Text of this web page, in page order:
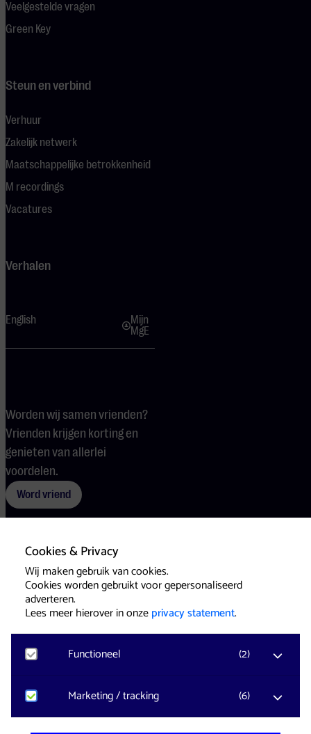
Cookies & Privacy
Wij maken gebruik van cookies.
Cookies worden gebruikt voor gepersonaliseerd
adverteren.
Lees meer hierover in onzeprivacy statement.
Functioneel (2)
Noodzakelijk
Voor het functioneren van de website en het
onthouden van voorkeuren worden functionele
Marketing / tracking (6)
Veelgestelde vragen
Green Key
Steun en verbind
Verhuur
Zakelijk netwerk
Maatschappelijke betrokkenheid
M recordings
Vacatures
Verhalen
English
Mijn
MgE
Worden wij samen vrienden?
Vrienden krijgen korting en
genieten van allerlei
voordelen.
Word vriend
Voorwaarden CookiesPers
Website & Identity byEagerly